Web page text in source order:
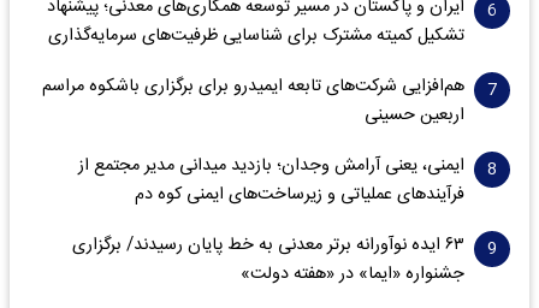
ایران و پاکستان در مسیر توسعه همکاری‌های معدنی؛ پیشنهاد
تشکیل کمیته مشترک برای شناسایی ظرفیت‌های سرمایه‌گذاری
هم‌افزایی شرکت‌های تابعه ایمیدرو برای برگزاری باشکوه مراسم
اربعین حسینی
ایمنی، یعنی آرامش وجدان؛ بازدید میدانی مدیر مجتمع از
فرآیندهای عملیاتی و زیرساخت‌های ایمنی کوه دم
۶۳ ایده نوآورانه برتر معدنی به خط پایان رسیدند/ برگزاری
جشنواره «ایما» در «هفته دولت»